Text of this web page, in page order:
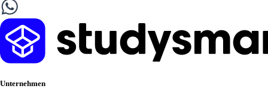
Unternehmen